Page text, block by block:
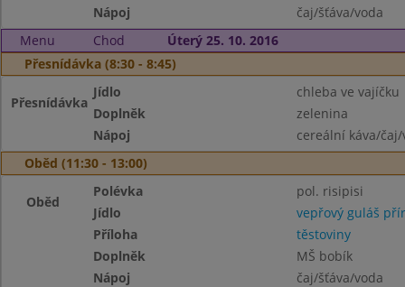
Nápoj
čaj/šťáva/voda
Menu
Chod
Úterý 25. 10. 2016
Přesnídávka (8:30 - 8:45)
Přesnídávka
Jídlo
chleba ve vajíčku
Doplněk
zelenina
Nápoj
cereální káva/
Oběd (11:30 - 13:00)
Oběd
Polévka
pol. risipisi
Jídlo
vepřový guláš
Příloha
těstoviny
Doplněk
MŠ bobík
Nápoj
čaj/šťáva/voda